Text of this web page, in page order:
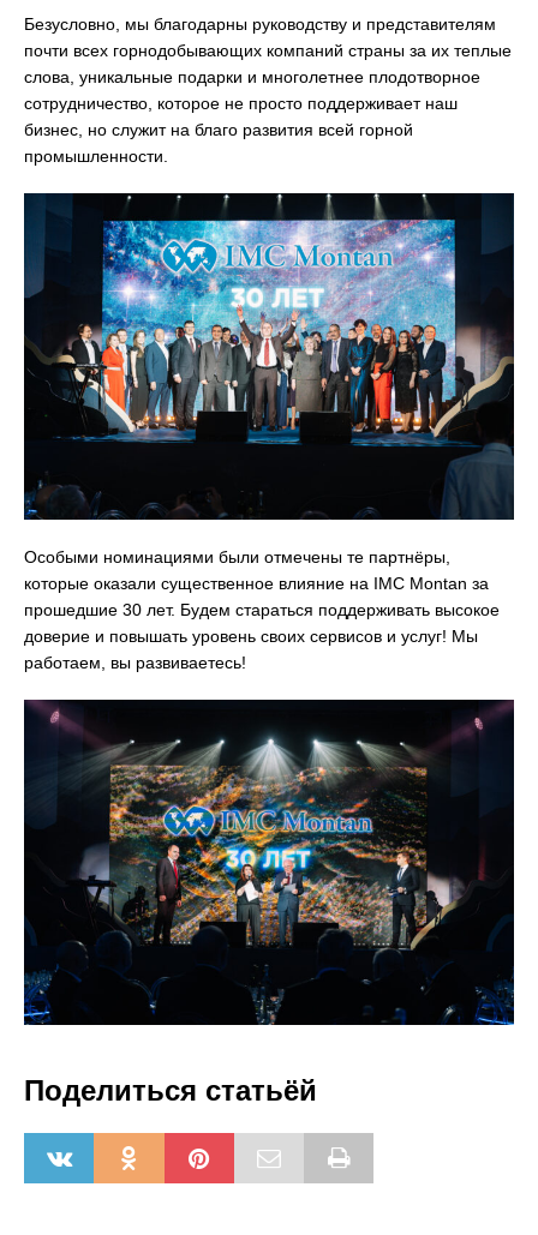
Безусловно, мы благодарны руководству и представителям
почти всех горнодобывающих компаний страны за их теплые
слова, уникальные подарки и многолетнее плодотворное
сотрудничество, которое не просто поддерживает наш
бизнес, но служит на благо развития всей горной
промышленности.
Особыми номинациями были отмечены те партнёры,
которые оказали существенное влияние на IMC Montan за
прошедшие 30 лет. Будем стараться поддерживать высокое
доверие и повышать уровень своих сервисов и услуг! Мы
работаем, вы развиваетесь!
Поделиться статьёй